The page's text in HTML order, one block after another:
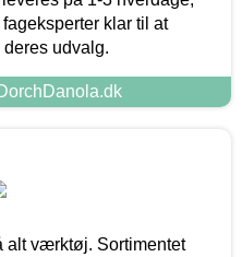
klar til at
udvalg.
alt værktøj. Sortimentet